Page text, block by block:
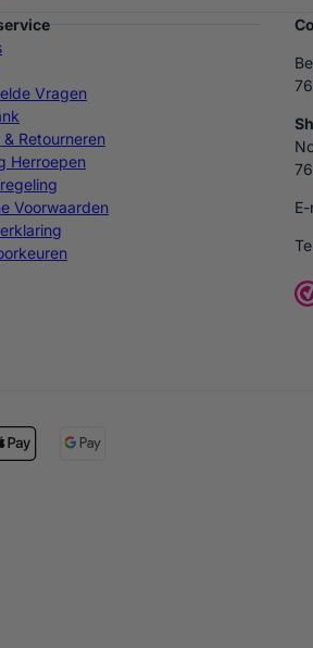
Vragen
Retourneren
Herroepen
Voorwaarden